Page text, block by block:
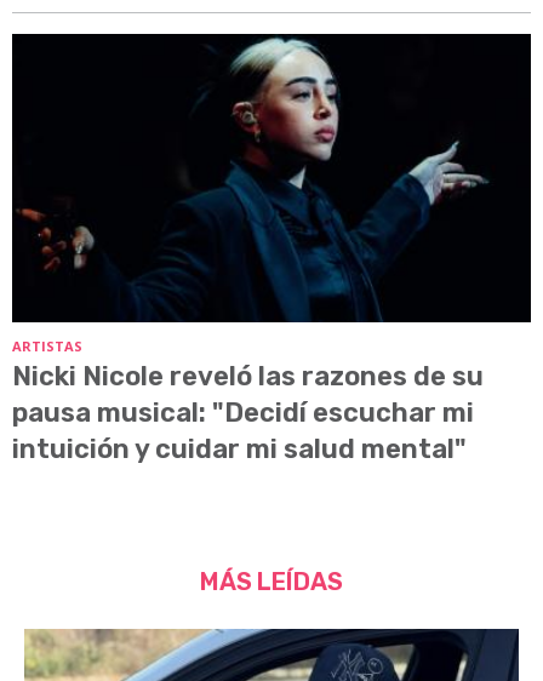
ARTISTAS
Nicki Nicole reveló las razones de su
pausa musical: "Decidí escuchar mi
intuición y cuidar mi salud mental"
MÁS LEÍDAS